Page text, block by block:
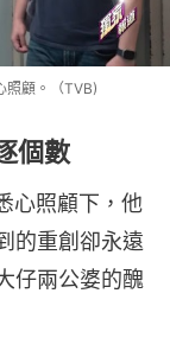
照顧。（TVB)
個數
心照顧下，他
的重創卻永遠
仔兩公婆的醜